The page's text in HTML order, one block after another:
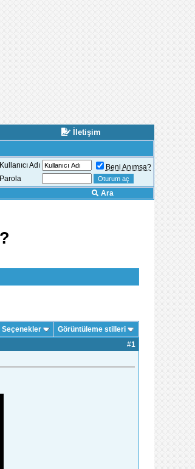
İletişim
Kullanıcı Adı
Beni Anımsa?
Parola
Ara
Seçenekler Görüntüleme stilleri
#1